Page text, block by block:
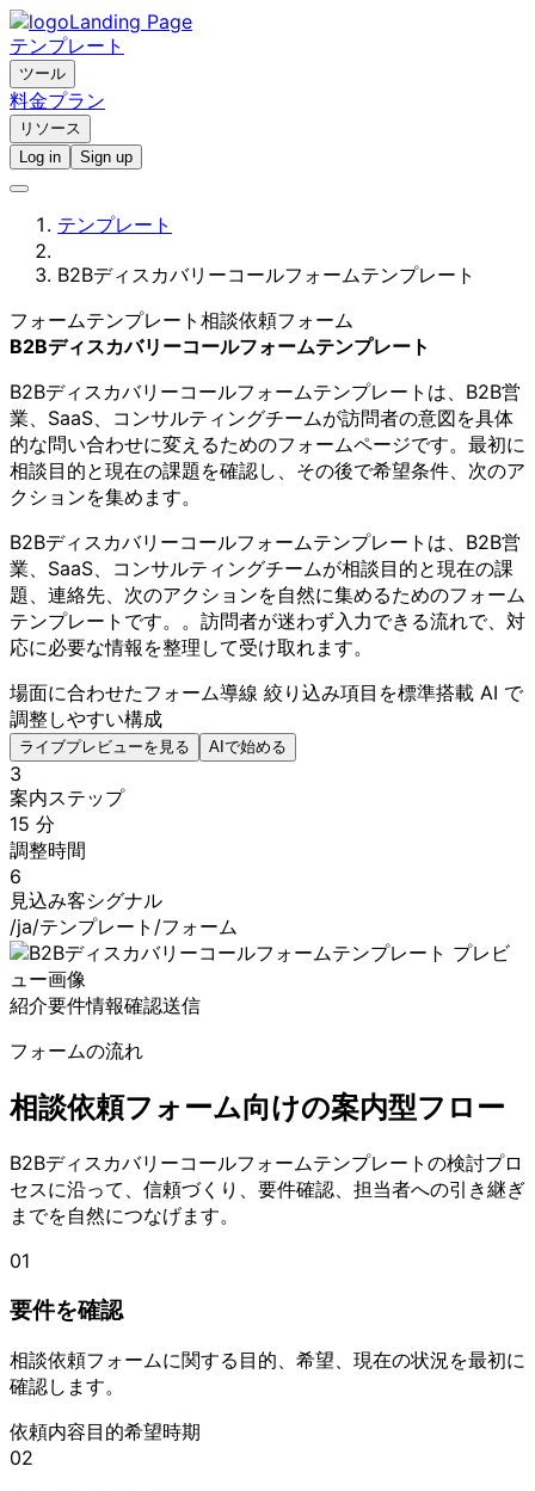
Landing Page
テンプレート
ツール
料金プラン
リソース
Log in
Sign up
テンプレート
B2Bディスカバリーコールフォームテンプレート
フォームテンプレート 相談依頼フォーム
B2Bディスカバリーコールフォームテンプレート
B2Bディスカバリーコールフォームテンプレートは、B2B営
業、SaaS、コンサルティングチームが訪問者の意図を具体
的な問い合わせに変えるためのフォームページです。最初に
相談目的と現在の課題を確認し、その後で希望条件、次のア
クションを集めます。
B2Bディスカバリーコールフォームテンプレートは、B2B営
業、SaaS、コンサルティングチームが相談目的と現在の課
題、連絡先、次のアクションを自然に集めるためのフォーム
テンプレートです。。訪問者が迷わず入力できる流れで、対
応に必要な情報を整理して受け取れます。
場面に合わせたフォーム導線 絞り込み項目を標準搭載 AI で
調整しやすい構成
ライブプレビューを見る AIで始める
3
案内ステップ
15 分
調整時間
6
見込み客シグナル
/ja/テンプレート/フォーム
紹介要件情報確認送信
フォームの流れ
相談依頼フォーム向けの案内型フロー
B2Bディスカバリーコールフォームテンプレートの検討プロ
セスに沿って、信頼づくり、要件確認、担当者への引き継ぎ
までを自然につなげます。
01
要件を確認
相談依頼フォームに関する目的、希望、現在の状況を最初に
確認します。
依頼内容目的希望時期
02